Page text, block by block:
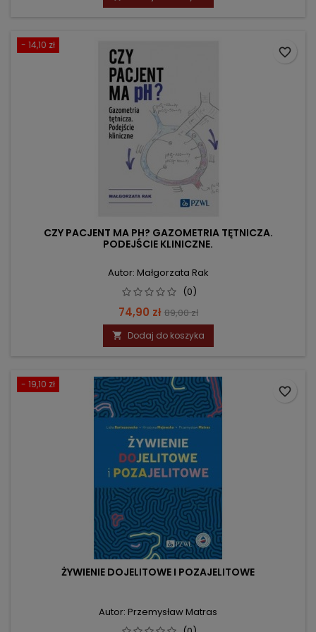
- 14,10 zł
CZY PACJENT MA PH? GAZOMETRIA TĘTNICZA.
PODEJŚCIE KLINICZNE.
Autor: Małgorzata Rak
(0)
Cena
74,90 zł Cena
podstawowa
89,00 zł
 Dodaj do koszyka
favorite_border
- 19,10 zł
ŻYWIENIE DOJELITOWE I POZAJELITOWE
Autor: Przemysław Matras
favorite_border